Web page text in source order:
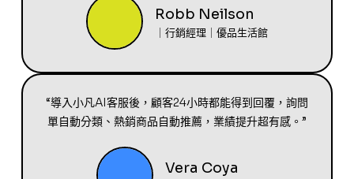
Robb Neilson
｜行銷經理｜優品生活館
“導入小凡AI客服後，顧客24小時都能得到回覆，詢問
單自動分類、熱銷商品自動推薦，業績提升超有感。”
Vera Coya